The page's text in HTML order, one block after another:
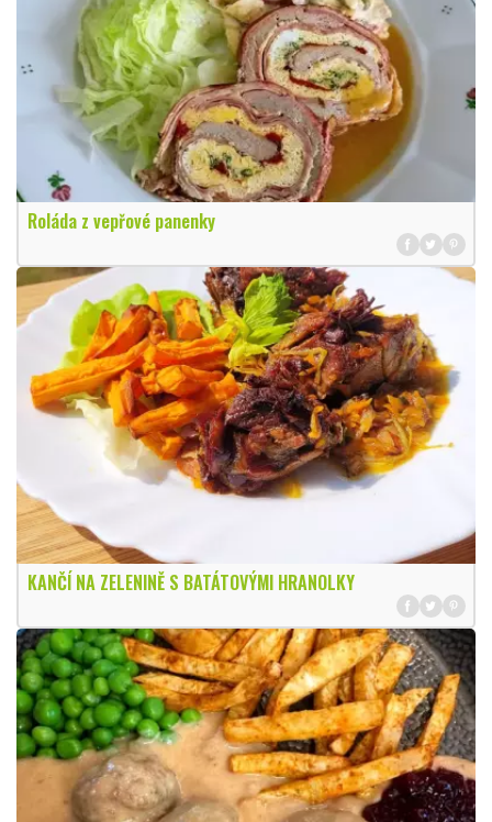
Roláda z vepřové panenky
KANČÍ NA ZELENINĚ S BATÁTOVÝMI HRANOLKY